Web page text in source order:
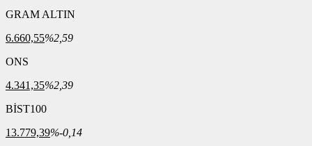
GRAM ALTIN
6.660,55%2,59
ONS
4.341,35%2,39
BİST100
13.779,39%-0,14